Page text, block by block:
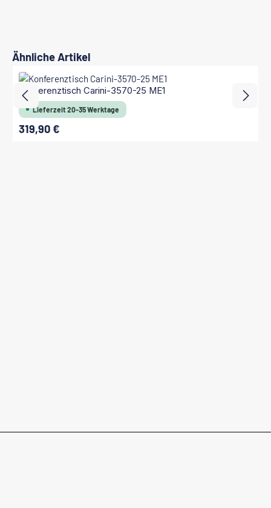
Produktgalerie überspringen
Ähnliche Artikel
Konferenztisch Carini-3570-25 ME1
Lieferzeit 20-35 Werktage
Regulärer Preis:
319,90 €